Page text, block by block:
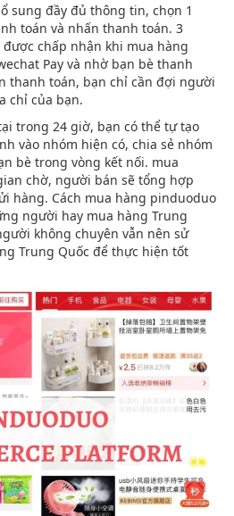
sung đầy đủ thông tin, chọn 1
toán và nhấn thanh toán. 3
chấp nhận khi mua hàng
Pay và nhờ bạn bè thanh
thanh toán, bạn chỉ cần đợi người
chỉ của bạn.
trong 24 giờ, bạn có thể tự tạo
vào nhóm hiện có, chia sẻ nhóm
bè trong vòng kết nối. mua
chờ, người bán sẽ tổng hợp
hàng. Cách mua hàng pinduoduo
người hay mua hàng Trung
không chuyên vẫn nên sử
Trung Quốc để thực hiện tốt